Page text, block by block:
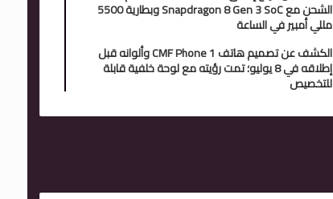
الشحن مع Snapdragon 8 Gen 3 SoC وبطارية 5500
مللي أمبير في الساعة
الكشف عن تصميم هاتف CMF Phone 1 وألوانه قبل
إطلاقه في 8 يوليو؛ تمت رؤيته مع لوحة خلفية قابلة
للتخصيص